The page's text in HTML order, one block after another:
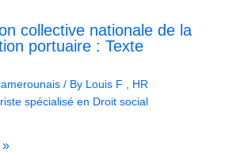
collective nationale de la
portuaire : Texte
/ By Louis F , HR
spécialisé en Droit social
»